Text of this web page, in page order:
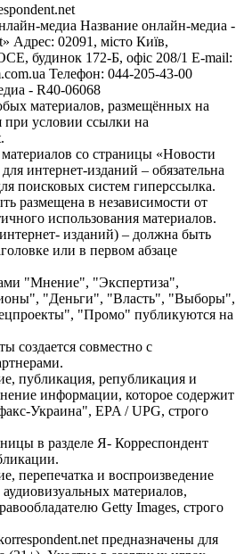
медиа Название онлайн-медиа -
Адрес: 02091, місто Київ,
будинок 172-Б, офіс 208/1 E-mail:
Телефон: 044-205-43-00
- R40-06068
материалов, размещённых на
при условии ссылки на
со страницы «Новости
интернет-изданий – обязательна
поисковых систем гиперссылка.
размещена в независимости от
использования материалов.
изданий) – должна быть
или в первом абзаце
"Мнение", "Экспертиза",
"Деньги", "Власть", "Выборы",
"Промо" публикуются на
создается совместно с
публикация, републикация и
информации, которое содержит
Украина", EPA / UPG, строго
в разделе Я- Корреспондент
перепечатка и воспроизведение
материалов,
Getty Images, строго
предназначены для